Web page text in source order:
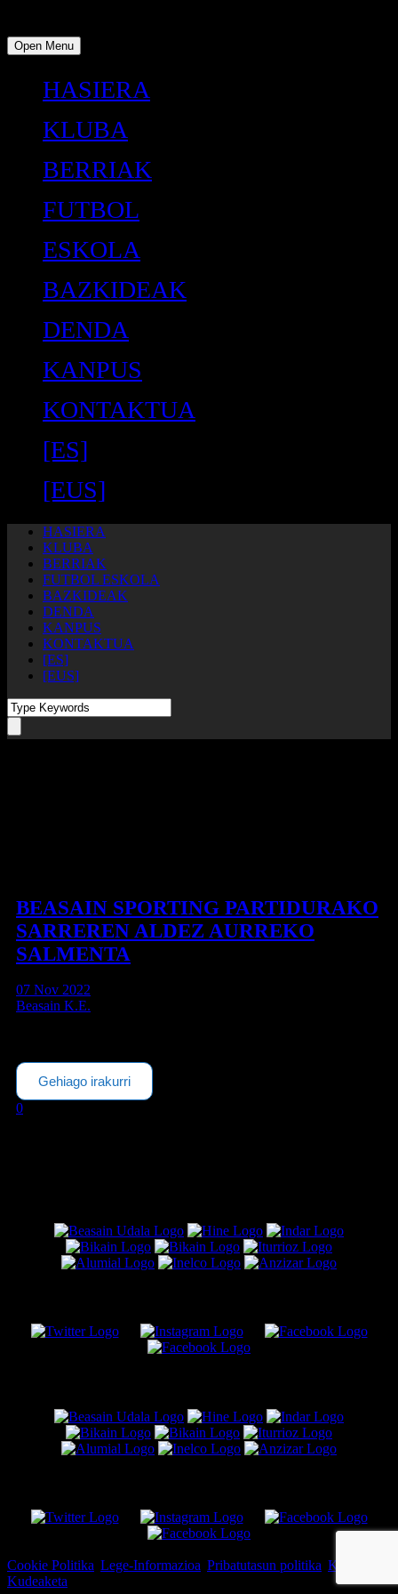
Open Menu
HASIERA
KLUBA
BERRIAK
FUTBOL
ESKOLA
BAZKIDEAK
DENDA
KANPUS
KONTAKTUA
[ES]
[EUS]
HASIERA
KLUBA
BERRIAK
FUTBOL ESKOLA
BAZKIDEAK
DENDA
KANPUS
KONTAKTUA
[ES]
[EUS]
BEASAIN SPORTING PARTIDURAKO
SARREREN ALDEZ AURREKO
SALMENTA
07 Nov 2022
Beasain K.E.
Gehiago irakurri
0
Cookie Politika Lege-Informazioa Pribatutasun politika Kartelera
Kudeaketa